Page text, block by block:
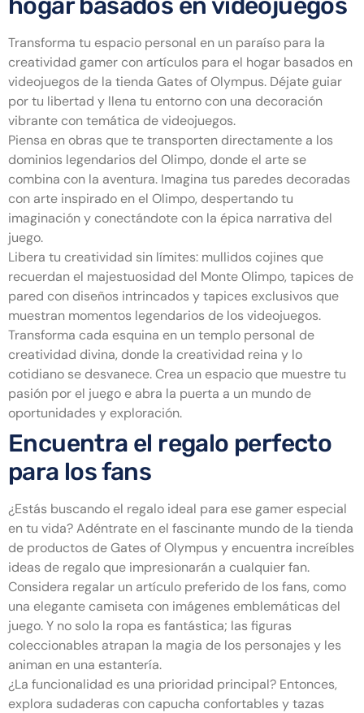
Transforma tu espacio personal en un paraíso para la
creatividad gamer con artículos para el hogar basados en
videojuegos de la tienda Gates of Olympus. Déjate guiar
por tu libertad y llena tu entorno con una decoración
vibrante con temática de videojuegos.
Piensa en obras que te transporten directamente a los
dominios legendarios del Olimpo, donde el arte se
combina con la aventura. Imagina tus paredes decoradas
con arte inspirado en el Olimpo, despertando tu
imaginación y conectándote con la épica narrativa del
juego.
Libera tu creatividad sin límites: mullidos cojines que
recuerdan el majestuosidad del Monte Olimpo, tapices de
pared con diseños intrincados y tapices exclusivos que
muestran momentos legendarios de los videojuegos.
Transforma cada esquina en un templo personal de
creatividad divina, donde la creatividad reina y lo
cotidiano se desvanece. Crea un espacio que muestre tu
pasión por el juego e abra la puerta a un mundo de
oportunidades y exploración.
Encuentra el regalo perfecto
para los fans
¿Estás buscando el regalo ideal para ese gamer especial
en tu vida? Adéntrate en el fascinante mundo de la tienda
de productos de Gates of Olympus y encuentra increíbles
ideas de regalo que impresionarán a cualquier fan.
Considera regalar un artículo preferido de los fans, como
una elegante camiseta con imágenes emblemáticas del
juego. Y no solo la ropa es fantástica; las figuras
coleccionables atrapan la magia de los personajes y les
animan en una estantería.
¿La funcionalidad es una prioridad principal? Entonces,
explora sudaderas con capucha confortables y tazas